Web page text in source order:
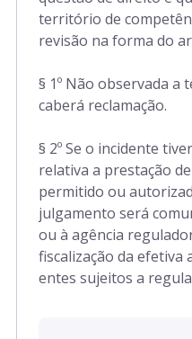
território de
revisão na forma do
§ 1º Não observada a
caberá reclamação.
§ 2º Se o incidente
relativa a prestação
permitido ou
julgamento será
ou à agência
fiscalização da efetiva
entes sujeitos a